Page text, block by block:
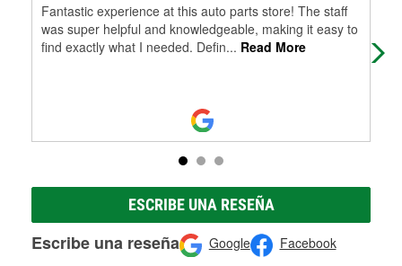
Fantastic experience at this auto parts store! The staff
was super helpful and knowledgeable, making it easy to
find exactly what I needed. Defin... Read More
ESCRIBE UNA RESEÑA
Escribe una reseña Google Facebook